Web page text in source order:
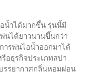
tellus ac cursus
mauris sit condim
nibh, uum a justo
risus amets un.
amet fermntum
quia dolor sit amet,
adipisci velit, sed
น้ำได้มากขึ้น รุ่นนี้มี
นได้ยาวนานขึ้นกว่า
รพ่นไอน้ำออกมาได้
อธุรกิจประเภทสปา
รรยากาศกลิ่นหอมผ่อน